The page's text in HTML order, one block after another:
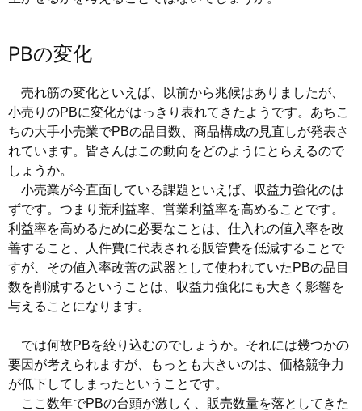
PBの変化
売れ筋の変化といえば、以前から兆候はありましたが、
小売りのPBに変化がはっきり表れてきたようです。あちこ
ちの大手小売業でPBの品目数、商品構成の見直しが発表さ
れています。皆さんはこの動向をどのようにとらえるので
しょうか。
小売業が今直面している課題といえば、収益力強化のは
ずです。つまり荒利益率、営業利益率を高めることです。
利益率を高めるために必要なことは、仕入れの値入率を改
善すること、人件費に代表される販管費を低減することで
すが、その値入率改善の武器として使われていたPBの品目
数を削減するということは、収益力強化にも大きく影響を
与えることになります。
では何故PBを絞り込むのでしょうか。それには幾つかの
要因が考えられますが、もっとも大きいのは、価格競争力
が低下してしまったということです。
ここ数年でPBの台頭が激しく、販売数量を落としてきた